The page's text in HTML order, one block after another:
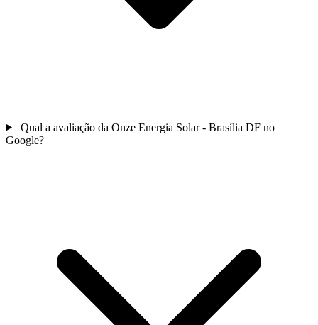
Qual a avaliação da Onze Energia Solar - Brasília DF no
Google?